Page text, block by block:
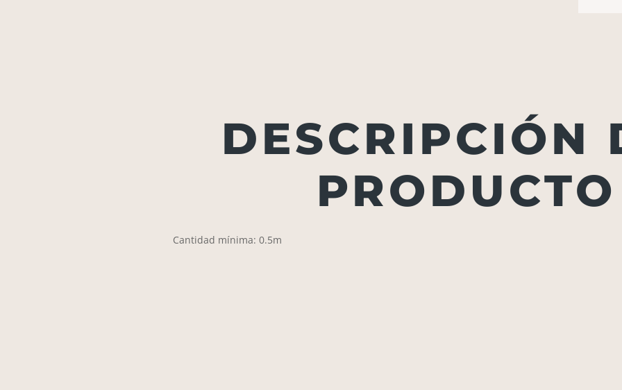
DESCRIPCIÓN
PRODUCTO
Cantidad mínima: 0.5m